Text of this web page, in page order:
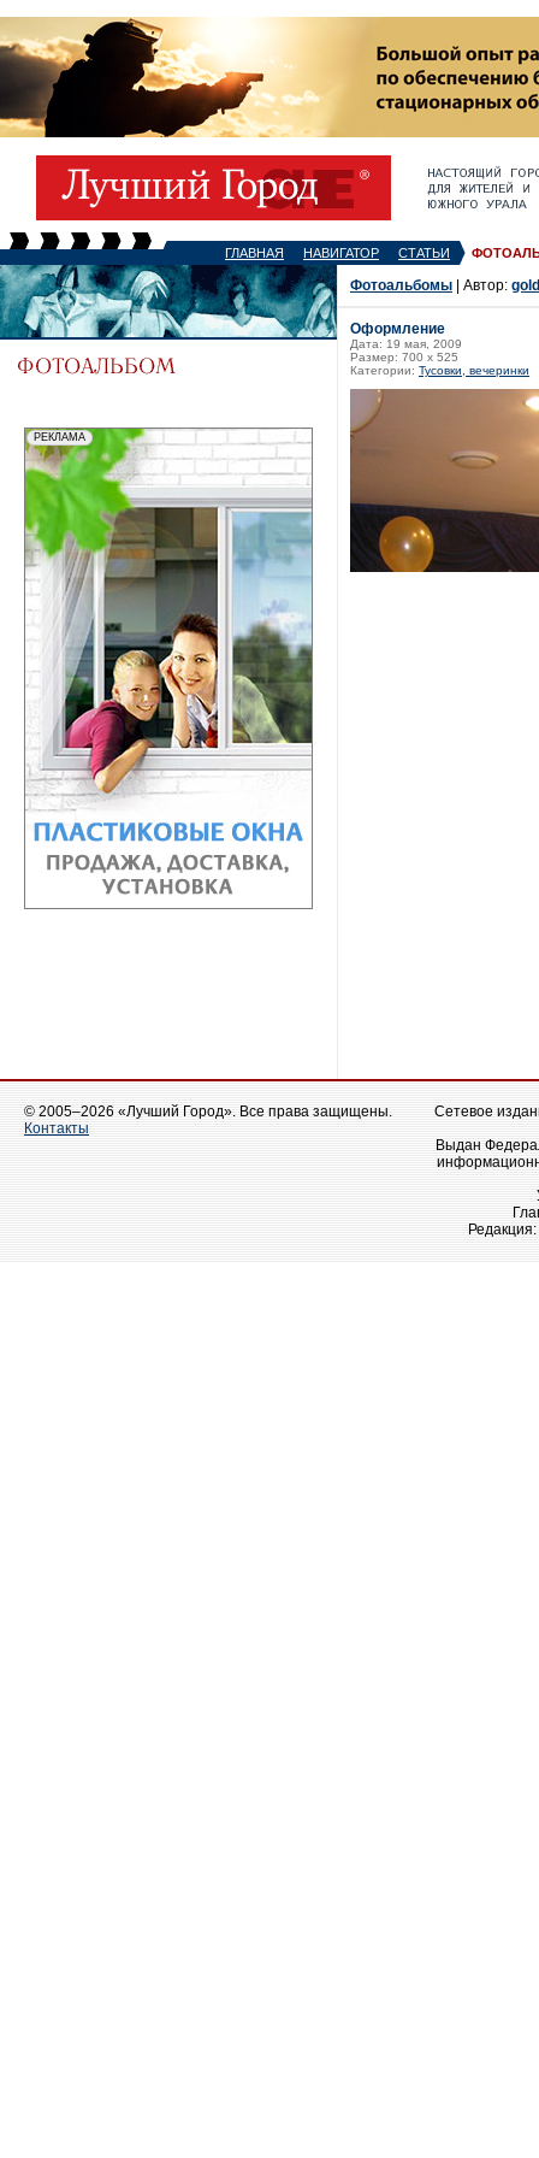
ГЛАВНАЯ НАВИГАТОР СТАТЬИ
Фотоальбомы | Автор:
Оформление
Дата: 19 мая, 2009
Размер: 700 x 525
Категории: Тусовки, вечеринки
© 2005–2026 «Лучший Город». Все права защищены.
Контакты
Сетевое
Выдан
Редакция: